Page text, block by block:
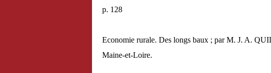
p. 128
Economie rurale. Des longs baux ; par M. J. A.
Maine-et-Loire.